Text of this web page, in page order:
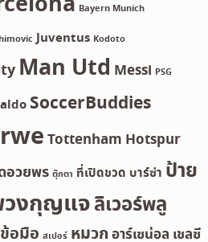
Bayern Munich
Juventus Kodoto
Man Utd Messi PSG
SoccerBuddies
Tottenham Hotspur
อวยพร ตุ๊กตา ที่เปิดขวด บาร์ซ่า ป้าย
งกุญแจลิเวอร์พลู
อมือ สเปอร์ หมวก อาร์เซน่อล เชลซี